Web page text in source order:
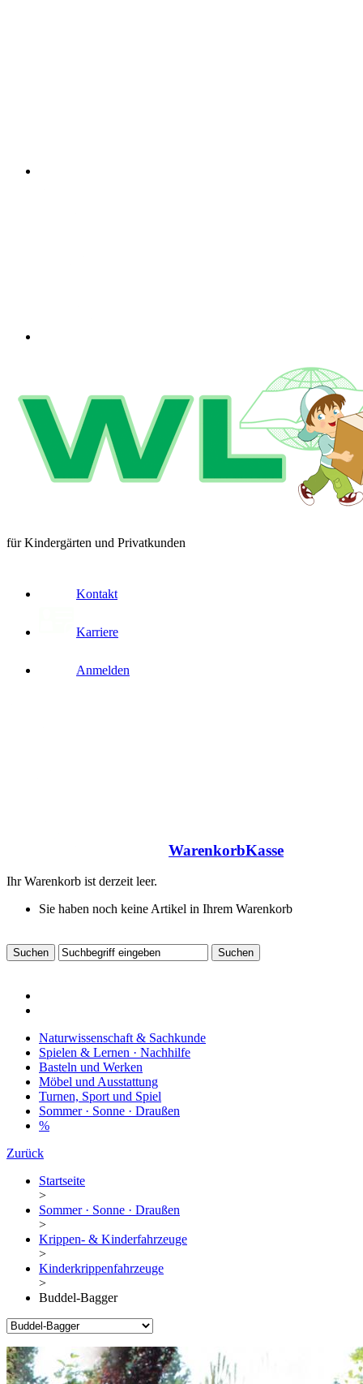
für Kindergärten und Privatkunden
Kontakt
Karriere
Anmelden
WarenkorbKasse
Ihr Warenkorb ist derzeit leer.
Sie haben noch keine Artikel in Ihrem Warenkorb
Naturwissenschaft & Sachkunde
Spielen & Lernen · Nachhilfe
Basteln und Werken
Möbel und Ausstattung
Turnen, Sport und Spiel
Sommer · Sonne · Draußen
%
Zurück
Startseite
>
Sommer · Sonne · Draußen
>
Krippen- & Kinderfahrzeuge
>
Kinderkrippenfahrzeuge
>
Buddel-Bagger